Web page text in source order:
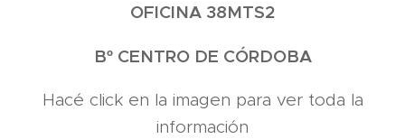
OFICINA 38MTS2
Bº CENTRO DE CÓRDOBA
Hacé click en la imagen para ver toda la
información